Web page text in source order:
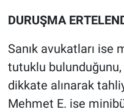
DURUŞMA
Sanık avukatları ise
tutuklu
dikkate alınarak
Mehmet E. ise